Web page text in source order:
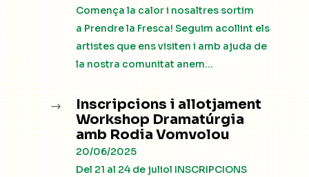
Comença la calor i nosaltres sortim
a Prendre la Fresca! Seguim acollint els
artistes que ens visiten i amb ajuda de
la nostra comunitat anem...
$
Inscripcions i allotjament
Workshop Dramatúrgia
amb Rodia Vomvolou
20/06/2025
Del 21 al 24 de juliol INSCRIPCIONS